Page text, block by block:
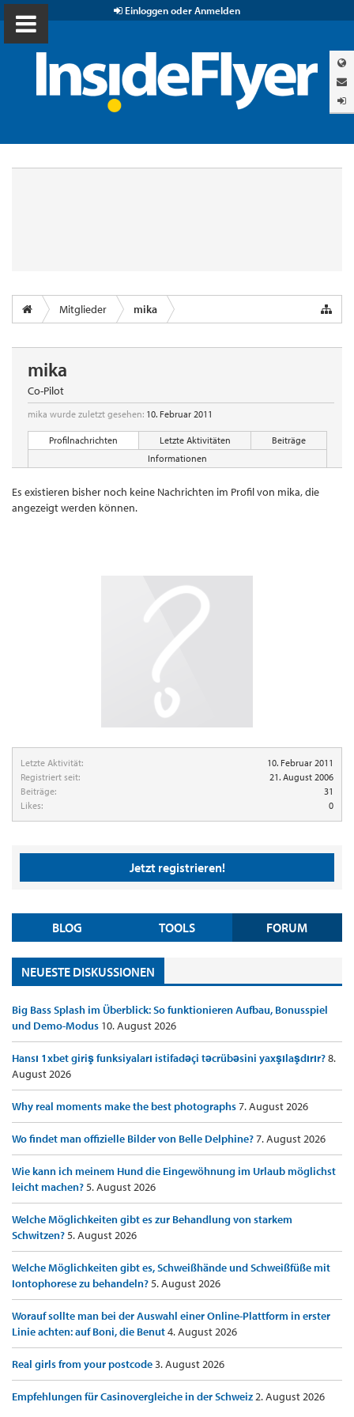
Einloggen oder Anmelden
Mitglieder mika
Letzte Aktivität:
10. Februar 2011
Registriert seit:
21. August 2006
Beiträge:
31
Likes:
0
mika
Co-Pilot
mika wurde zuletzt gesehen: 10. Februar 2011
Profilnachrichten Letzte Aktivitäten
Beiträge
Informationen
Es existieren bisher noch keine Nachrichten im Profil von mika, die
angezeigt werden können.
Jetzt registrieren!
BLOG TOOLS FORUM
NEUESTE DISKUSSIONEN
Big Bass Splash im Überblick: So funktionieren Aufbau, Bonusspiel
und Demo-Modus 10. August 2026
Hansı 1xbet giriş funksiyaları istifadəçi təcrübəsini yaxşılaşdırır?8.
August 2026
Why real moments make the best photographs7. August 2026
Wo findet man offizielle Bilder von Belle Delphine?7. August 2026
Wie kann ich meinem Hund die Eingewöhnung im Urlaub möglichst
leicht machen?5. August 2026
Welche Möglichkeiten gibt es zur Behandlung von starkem
Schwitzen?5. August 2026
Welche Möglichkeiten gibt es, Schweißhände und Schweißfüße mit
Iontophorese zu behandeln?5. August 2026
Worauf sollte man bei der Auswahl einer Online-Plattform in erster
Linie achten: auf Boni, die Benut4. August 2026
Real girls from your postcode3. August 2026
Empfehlungen für Casinovergleiche in der Schweiz2. August 2026